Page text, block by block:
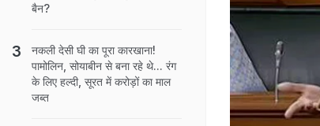
बैन?
नकली देसी घी का पूरा कारखाना!
पामोलिन, सोयाबीन से बना रहे थे... रंग
के लिए हल्दी, सूरत में करोड़ों का माल
जब्त